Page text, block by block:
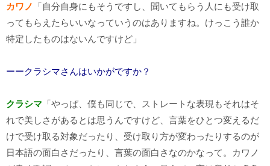
カワノ
「自分自身にもそうですし、聞いてもらう人にも受け取
ってもらえたらいいなっていうのはありますね。けっこう誰か
特定したものはないんですけど」
ーークラシマさんはいかがですか？
クラシマ 「やっぱ、僕も同じで、ストレートな表現もそれはそ
れで美しさがあるとは思うんですけど、言葉をひとつ変えるだ
けで受け取る対象だったり、受け取り方が変わったりするのが
日本語の面白さだったり、言葉の面白さなのかなって。カワノ